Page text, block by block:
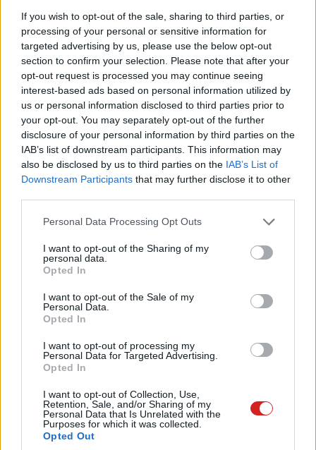
If you wish to opt-out of the sale, sharing to third parties, or
processing of your personal or sensitive information for
targeted advertising by us, please use the below opt-out
section to confirm your selection. Please note that after your
opt-out request is processed you may continue seeing
interest-based ads based on personal information utilized by
us or personal information disclosed to third parties prior to
your opt-out. You may separately opt-out of the further
disclosure of your personal information by third parties on the
IAB’s list of downstream participants. This information may
also be disclosed by us to third parties on the IAB’s List of
Downstream Participants that may further disclose it to other
Please note that this website/app uses one or more Google
not limited to your visit or usage behaviour. You may click to
grant or deny consent to Google and its third-party tags to
use your data for below specified purposes in below Google
consent section.
Personal Data Processing Opt Outs
I want to opt-out of the Sharing of my
personal data.
Opted In
I want to opt-out of the Sale of my
Personal Data.
Opted In
I want to opt-out of processing my
Personal Data for Targeted Advertising.
Opted In
I want to opt-out of Collection, Use,
Retention, Sale, and/or Sharing of my
Personal Data that Is Unrelated with the
Purposes for which it was collected.
Opted Out
Címkék: #grok #ai #mesterséges intelligencia
A Meta felügyelőbizottsága
nem boldog, amiért
Zuckerbergék csak úgy
felborították a moderációs
szabályokat
Kedvencekhez
Ledneczki József |2025 április 23. 16:35
A gyűlöletbeszéddel és a tények
ellenőrzésével kapcsolatos változásokról
részleggel.